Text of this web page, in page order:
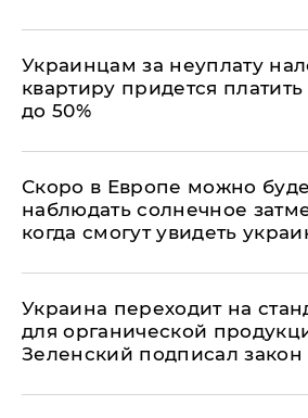
Украинцам за неуплату
квартиру придется
до 50%
Скоро в Европе можно
наблюдать солнечное
когда смогут увидеть
Украина переходит на
для органической
Зеленский подписал закон